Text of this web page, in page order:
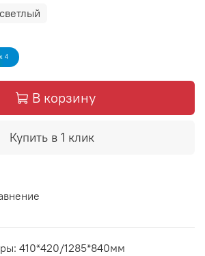
x 4
В корзину
Купить в 1 клик
410*420/1285*840мм